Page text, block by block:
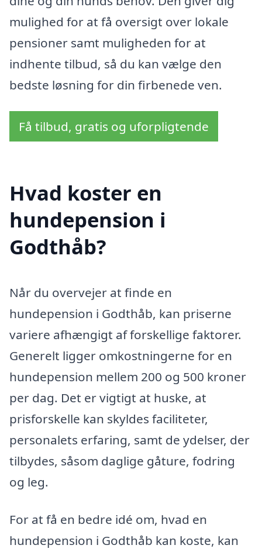
mulighed for at få oversigt over lokale
pensioner samt muligheden for at
indhente tilbud, så du kan vælge den
bedste løsning for din firbenede ven.
Få tilbud, gratis og uforpligtende
Hvad koster en
hundepension i
Godthåb?
Når du overvejer at finde en
hundepension i Godthåb, kan priserne
variere afhængigt af forskellige faktorer.
Generelt ligger omkostningerne for en
hundepension mellem 200 og 500 kroner
per dag. Det er vigtigt at huske, at
prisforskelle kan skyldes faciliteter,
personalets erfaring, samt de ydelser, der
tilbydes, såsom daglige gåture, fodring
og leg.
For at få en bedre idé om, hvad en
hundepension i Godthåb kan koste, kan